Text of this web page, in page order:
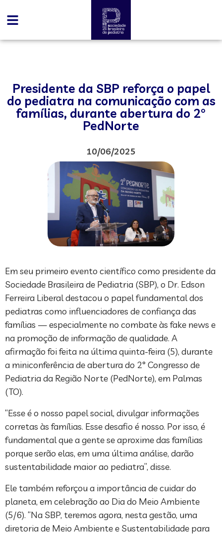
Presidente da SBP reforça o papel
do pediatra na comunicação com as
famílias, durante abertura do 2°
PedNorte
10/06/2025
Em seu primeiro evento científico como presidente da
Sociedade Brasileira de Pediatria (SBP), o Dr. Edson
Ferreira Liberal destacou o papel fundamental dos
pediatras como influenciadores de confiança das
famílias — especialmente no combate às fake news e
na promoção de informação de qualidade. A
afirmação foi feita na última quinta-feira (5), durante
a miniconferência de abertura do 2° Congresso de
Pediatria da Região Norte (PedNorte), em Palmas
(TO).
“Esse é o nosso papel social, divulgar informações
corretas às famílias. Esse desafio é nosso. Por isso, é
fundamental que a gente se aproxime das famílias
porque serão elas, em uma última análise, darão
sustentabilidade maior ao pediatra”, disse.
Ele também reforçou a importância de cuidar do
planeta, em celebração ao Dia do Meio Ambiente
(5/6). “Na SBP, teremos agora, nesta gestão, uma
diretoria de Meio Ambiente e Sustentabilidade para